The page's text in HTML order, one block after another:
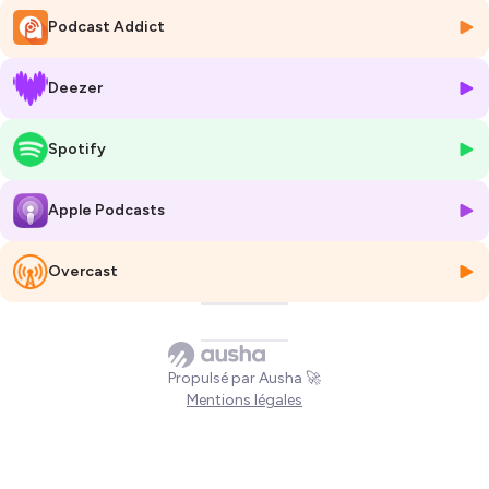
automobilistique, ces films et ces séries de « l’ancien monde »
faisaient rêver et connaissent aujourd’hui un regain de passion de la
musiques orchestrées, Eric Giacometti s’amuse, il a carte blanche...
Plus d'informations et podcasts
Hébergé par Ausha. Visitez
Podcast Addict
Deezer
Spotify
Apple Podcasts
Overcast
Propulsé par Ausha 🚀
Mentions légales